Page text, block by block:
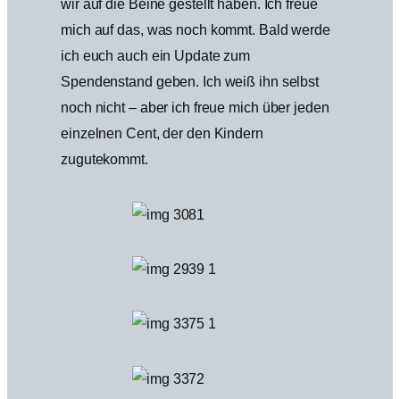
wir auf die Beine gestellt haben. Ich freue
mich auf das, was noch kommt. Bald werde
ich euch auch ein Update zum
Spendenstand geben. Ich weiß ihn selbst
noch nicht – aber ich freue mich über jeden
einzelnen Cent, der den Kindern
zugutekommt.